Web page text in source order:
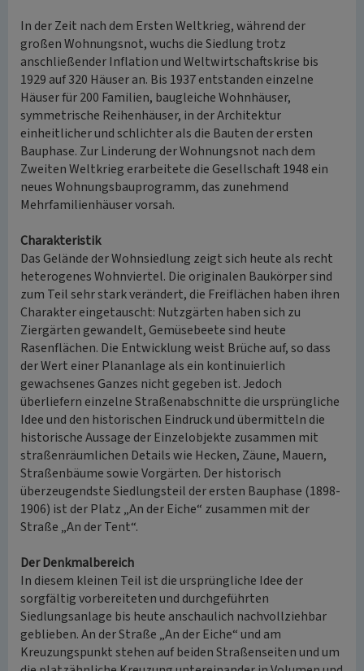
In der Zeit nach dem Ersten Weltkrieg, während der
großen Wohnungsnot, wuchs die Siedlung trotz
anschließender Inflation und Weltwirtschaftskrise bis
1929 auf 320 Häuser an. Bis 1937 entstanden einzelne
Häuser für 200 Familien, baugleiche Wohnhäuser,
symmetrische Reihenhäuser, in der Architektur
einheitlicher und schlichter als die Bauten der ersten
Bauphase. Zur Linderung der Wohnungsnot nach dem
Zweiten Weltkrieg erarbeitete die Gesellschaft 1948 ein
neues Wohnungsbauprogramm, das zunehmend
Mehrfamilienhäuser vorsah.
Charakteristik
Das Gelände der Wohnsiedlung zeigt sich heute als recht
heterogenes Wohnviertel. Die originalen Baukörper sind
zum Teil sehr stark verändert, die Freiflächen haben ihren
Charakter eingetauscht: Nutzgärten haben sich zu
Ziergärten gewandelt, Gemüsebeete sind heute
Rasenflächen. Die Entwicklung weist Brüche auf, so dass
der Wert einer Plananlage als ein kontinuierlich
gewachsenes Ganzes nicht gegeben ist. Jedoch
überliefern einzelne Straßenabschnitte die ursprüngliche
Idee und den historischen Eindruck und übermitteln die
historische Aussage der Einzelobjekte zusammen mit
straßenräumlichen Details wie Hecken, Zäune, Mauern,
Straßenbäume sowie Vorgärten. Der historisch
überzeugendste Siedlungsteil der ersten Bauphase (1898-
1906) ist der Platz „An der Eiche“ zusammen mit der
Straße „An der Tent“.
Der Denkmalbereich
In diesem kleinen Teil ist die ursprüngliche Idee der
sorgfältig vorbereiteten und durchgeführten
Siedlungsanlage bis heute anschaulich nachvollziehbar
geblieben. An der Straße „An der Eiche“ und am
Kreuzungspunkt stehen auf beiden Straßenseiten und um